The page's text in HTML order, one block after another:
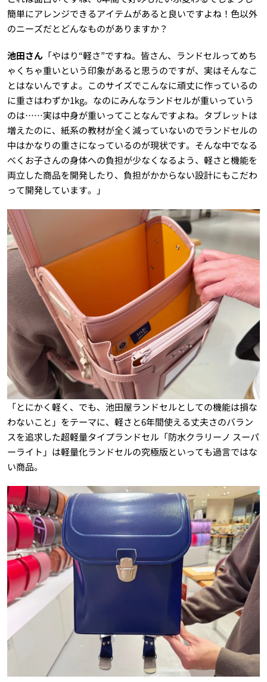
簡単にアレンジできるアイテムがあると良いですよね！色以外
のニーズだとどんなものがありますか？
池田さん「やはり“軽さ”ですね。皆さん、ランドセルってめち
ゃくちゃ重いという印象があると思うのですが、実はそんなこ
とはないんですよ。このサイズでこんなに頑丈に作っているの
に重さはわずか1kg。なのにみんなランドセルが重いっていう
のは……実は中身が重いってことなんですよね。タブレットは
増えたのに、紙系の教材が全く減っていないのでランドセルの
中はかなりの重さになっているのが現状です。そんな中でなる
べくお子さんの身体への負担が少なくなるよう、軽さと機能を
両立した商品を開発したり、負担がかからない設計にもこだわ
って開発しています。」
「とにかく軽く、でも、池田屋ランドセルとしての機能は損な
わないこと」をテーマに、軽さと6年間使える丈夫さのバラン
スを追求した超軽量タイプランドセル「防水クラリーノ スーパ
ーライト」は軽量化ランドセルの究極版といっても過言ではな
い商品。